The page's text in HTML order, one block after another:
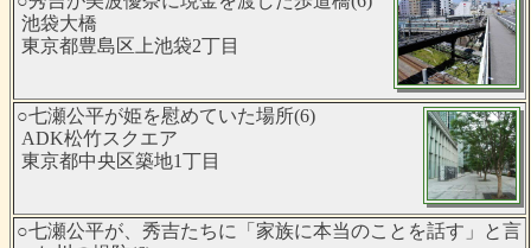
池袋大橋
東京都豊島区上池袋2丁目
○七瀬公平が姫を慰めていた場所(6)
ADK松竹スクエア
東京都中央区築地1丁目
○七瀬公平が、秀吉たちに「家族に本当のことを話す」と言